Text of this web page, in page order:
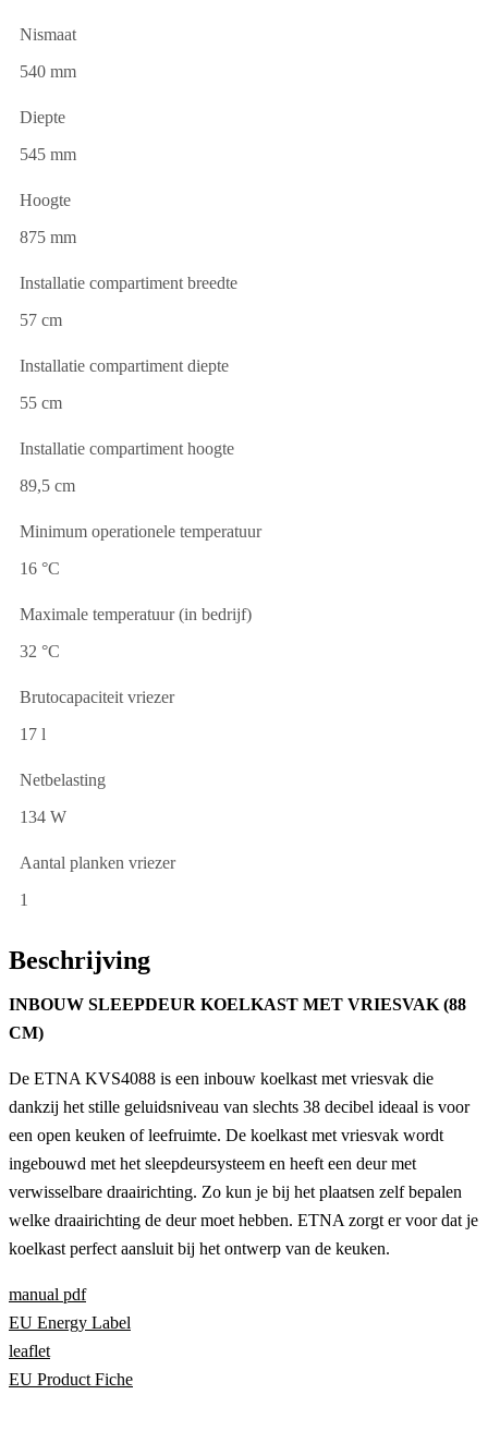
Nismaat
540 mm
Diepte
545 mm
Hoogte
875 mm
Installatie compartiment breedte
57 cm
Installatie compartiment diepte
55 cm
Installatie compartiment hoogte
89,5 cm
Minimum operationele temperatuur
16 °C
Maximale temperatuur (in bedrijf)
32 °C
Brutocapaciteit vriezer
17 l
Netbelasting
134 W
Aantal planken vriezer
1
Beschrijving
INBOUW SLEEPDEUR KOELKAST MET VRIESVAK (88
CM)
De ETNA KVS4088 is een inbouw koelkast met vriesvak die
dankzij het stille geluidsniveau van slechts 38 decibel ideaal is voor
een open keuken of leefruimte. De koelkast met vriesvak wordt
ingebouwd met het sleepdeursysteem en heeft een deur met
verwisselbare draairichting. Zo kun je bij het plaatsen zelf bepalen
welke draairichting de deur moet hebben. ETNA zorgt er voor dat je
koelkast perfect aansluit bij het ontwerp van de keuken.
manual pdf
EU Energy Label
leaflet
EU Product Fiche